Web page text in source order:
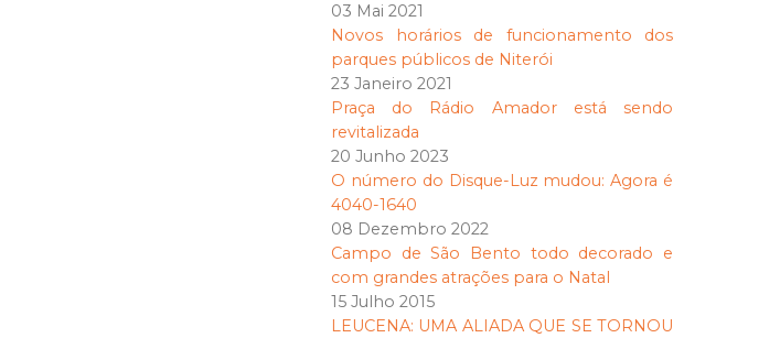
03 Mai 2021
Novos horários de funcionamento dos
parques públicos de Niterói
23 Janeiro 2021
Praça do Rádio Amador está sendo
revitalizada
20 Junho 2023
O número do Disque-Luz mudou: Agora é
4040-1640
08 Dezembro 2022
Campo de São Bento todo decorado e
com grandes atrações para o Natal
15 Julho 2015
LEUCENA: UMA ALIADA QUE SE TORNOU